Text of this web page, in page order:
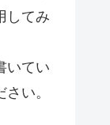
してみ
いてい
い。